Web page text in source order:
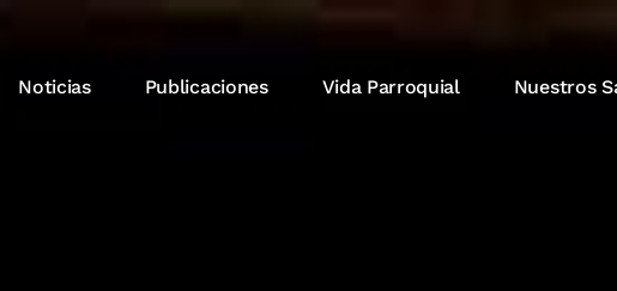
Noticias Publicaciones Vida Parroquial Nuestros